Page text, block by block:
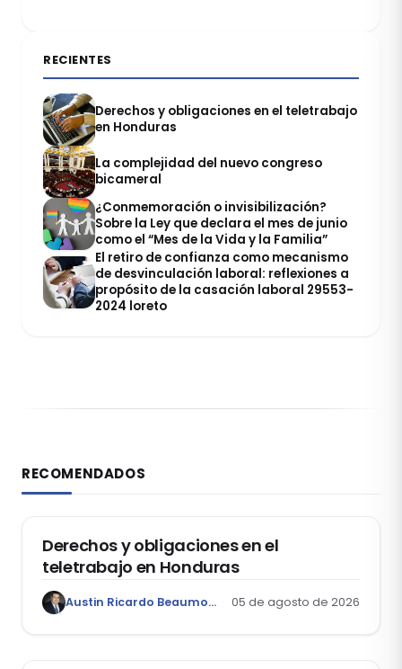
RECIENTES
Derechos y obligaciones en el teletrabajo
en Honduras
La complejidad del nuevo congreso
bicameral
¿Conmemoración o invisibilización?
Sobre la Ley que declara el mes de junio
como el “Mes de la Vida y la Familia”
El retiro de confianza como mecanismo
de desvinculación laboral: reflexiones a
propósito de la casación laboral 29553-
2024 loreto
RECOMENDADOS
DERECHO LABORAL
Derechos y obligaciones en el
teletrabajo en Honduras
Austin Ricardo Beaumont Rivera 05 de agosto de 2026